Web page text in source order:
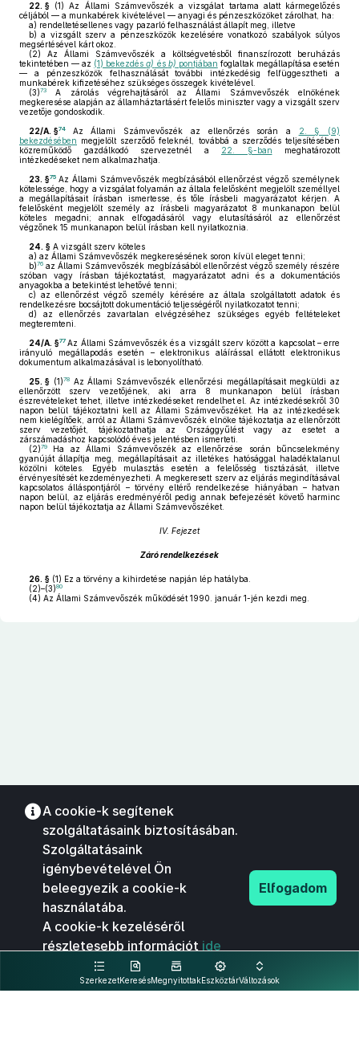
22. § (1) Az Állami Számvevőszék a vizsgálat tartama alatt kármegelőzés
céljából — a munkabérek kivételével — anyagi és pénzeszközöket zárolhat, ha:
a) rendeltetésellenes vagy pazarló felhasználást állapít meg, illetve
b) a vizsgált szerv a pénzeszközök kezelésére vonatkozó szabályok súlyos
megsértésével kárt okoz.
(2) Az Állami Számvevőszék a költségvetésből finanszírozott beruházás
tekintetében — az (1) bekezdésa) és b) pontjában foglaltak megállapítása esetén
— a pénzeszközök felhasználását további intézkedésig felfüggesztheti a
munkabérek kifizetéséhez szükséges összegek kivételével.
(3)73
A zárolás végrehajtásáról az Állami Számvevőszék elnökének
megkeresése alapján az államháztartásért felelős miniszter vagy a vizsgált szerv
vezetője gondoskodik.
22/A. §74 Az Állami Számvevőszék az ellenőrzés során a
2. § (9)
bekezdésében megjelölt szerződő feleknél, továbbá a szerződés teljesítésében
közreműködő gazdálkodó szervezetnél a 22. §-ban meghatározott
intézkedéseket nem alkalmazhatja.
23. §75 Az Állami Számvevőszék megbízásából ellenőrzést végző személynek
kötelessége, hogy a vizsgálat folyamán az általa felelősként megjelölt személlyel
a megállapításait írásban ismertesse, és tőle írásbeli magyarázatot kérjen. A
felelősként megjelölt személy az írásbeli magyarázatot 8 munkanapon belül
köteles megadni; annak elfogadásáról vagy elutasításáról az ellenőrzést
végzőnek 15 munkanapon belül írásban kell nyilatkoznia.
24. § A vizsgált szerv köteles
a) az Állami Számvevőszék megkeresésének soron kívül eleget tenni;
b)76 az Állami Számvevőszék megbízásából ellenőrzést végző személy részére
szóban vagy írásban tájékoztatást, magyarázatot adni és a dokumentációs
anyagokba a betekintést lehetővé tenni;
c) az ellenőrzést végző személy kérésére az általa szolgáltatott adatok és
rendelkezésre bocsájtott dokumentáció teljességéről nyilatkozatot tenni;
d) az ellenőrzés zavartalan elvégzéséhez szükséges egyéb feltételeket
megteremteni.
24/A. §77 Az Állami Számvevőszék és a vizsgált szerv között a kapcsolat – erre
irányuló megállapodás esetén – elektronikus aláírással ellátott elektronikus
dokumentum alkalmazásával is lebonyolítható.
25. § (1)78Az Állami Számvevőszék ellenőrzési megállapításait megküldi az
ellenőrzött szerv vezetőjének, aki arra 8 munkanapon belül írásban
észrevételeket tehet, illetve intézkedéseket rendelhet el. Az intézkedésekről 30
napon belül tájékoztatni kell az Állami Számvevőszéket. Ha az intézkedések
nem kielégítőek, arról az Állami Számvevőszék elnöke tájékoztatja az ellenőrzött
szerv vezetőjét, tájékoztathatja az Országgyűlést vagy az esetet a
zárszámadáshoz kapcsolódó éves jelentésben ismerteti.
(2)79
Ha az Állami Számvevőszék az ellenőrzése során bűncselekmény
gyanúját állapítja meg, megállapításait az illetékes hatósággal haladéktalanul
közölni köteles. Egyéb mulasztás esetén a felelősség tisztázását, illetve
érvényesítését kezdeményezheti. A megkeresett szerv az eljárás megindításával
kapcsolatos álláspontjáról – törvény eltérő rendelkezése hiányában – hatvan
napon belül, az eljárás eredményéről pedig annak befejezését követő harminc
napon belül tájékoztatja az Állami Számvevőszéket.
IV. Fejezet
Záró rendelkezések
26. § (1) Ez a törvény a kihirdetése napján lép hatályba.
(2)–(3)80
(4) Az Állami Számvevőszék működését 1990. január 1-jén kezdi meg.
SzerkezetKeresésMegnyitottakEszköztárVáltozások
A cookie-k segítenek
szolgáltatásaink biztosításában.
Szolgáltatásaink
igénybevételével Ön
beleegyezik a cookie-k
használatába.
A cookie-k kezeléséről
részletesebb információt ide
kattintva olvashat.
Elfogadom